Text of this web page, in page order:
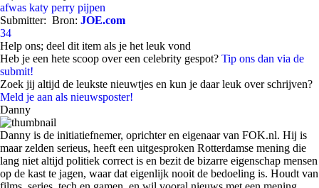
afwas katy perry pijpen
Submitter: Bron: JOE.com
34
Help ons; deel dit item als je het leuk vond
Heb je een hete scoop over een celebrity gespot? Tip ons dan via de
submit!
Zoek jij altijd de leukste nieuwtjes en kun je daar leuk over schrijven?
Meld je aan als nieuwsposter!
Danny
Danny is de initiatiefnemer, oprichter en eigenaar van FOK.nl. Hij is
maar zelden serieus, heeft een uitgesproken Rotterdamse mening die
lang niet altijd politiek correct is en bezit de bizarre eigenschap mensen
op de kast te jagen, waar dat eigenlijk nooit de bedoeling is. Houdt van